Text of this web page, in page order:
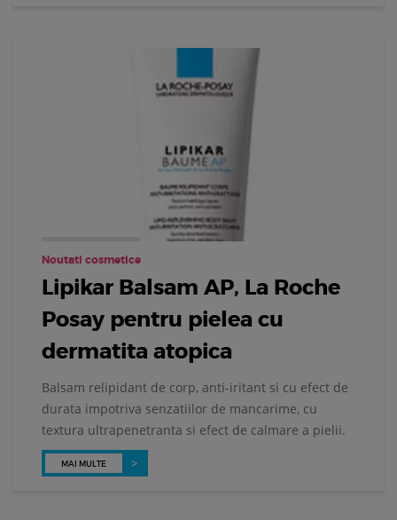
Noutati cosmetice
Lipikar Balsam AP, La Roche
Posay pentru pielea cu
dermatita atopica
Balsam relipidant de corp, anti-iritant si cu efect de
durata impotriva senzatiilor de mancarime, cu
textura ultrapenetranta si efect de calmare a pielii.
MAI MULTE